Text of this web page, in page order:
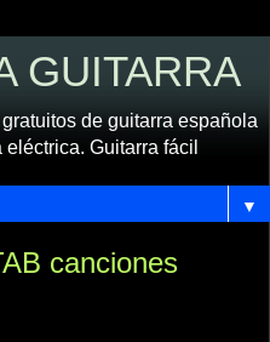
GUITARRA
de guitarra española
Guitarra fácil
▼
canciones